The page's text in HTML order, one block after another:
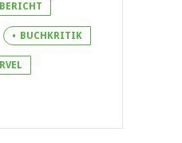
BERICHT
BUCHKRITIK